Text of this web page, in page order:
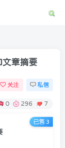
文章摘要
关注 私信
0 296 7
已售 3